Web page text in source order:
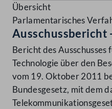
Übersicht
Parlamentarisches
Ausschussbericht
Bericht des
Technologie über den
vom 19. Oktober 2011
Bundesgesetz, mit dem